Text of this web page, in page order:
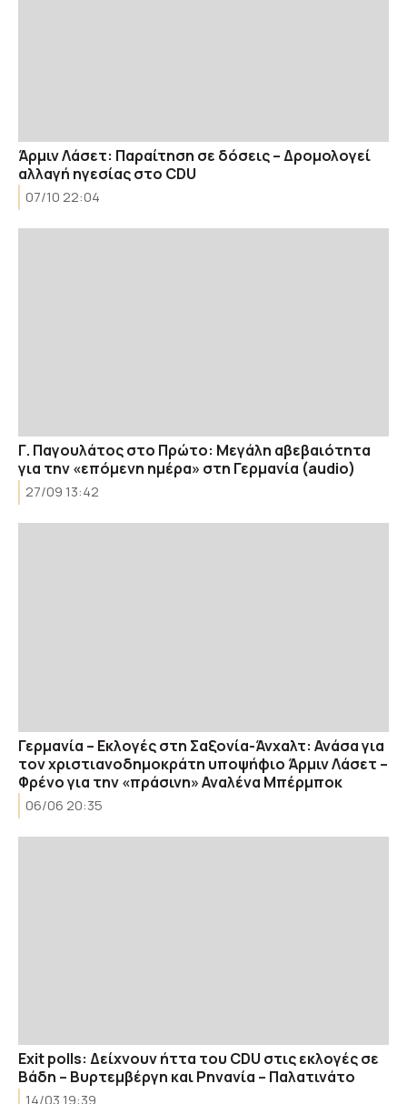
Άρμιν Λάσετ: Παραίτηση σε δόσεις – Δρομολογεί
αλλαγή ηγεσίας στο CDU
07/10 22:04
Γ. Παγουλάτος στο Πρώτο: Μεγάλη αβεβαιότητα
για την «επόμενη ημέρα» στη Γερμανία (audio)
27/09 13:42
Γερμανία – Εκλογές στη Σαξονία-Άνχαλτ: Ανάσα για
τον χριστιανοδημοκράτη υποψήφιο Άρμιν Λάσετ –
Φρένο για την «πράσινη» Αναλένα Μπέρμποκ
06/06 20:35
Exit polls: Δείχνουν ήττα του CDU στις εκλογές σε
Βάδη – Βυρτεμβέργη και Ρηνανία – Παλατινάτο
14/03 19:39